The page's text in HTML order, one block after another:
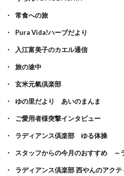
常食への旅
Pura Vida!ハーブだより
入江富美子のカエル通信
旅の途中
玄米元氣倶楽部
ゆの里だより あいのまんま
ご愛用者様突撃インタビュー
ラディアンス倶楽部 ゆる体操
スタッフからの今月のおすすめ ～
ラディアンス倶楽部 西やんのアク